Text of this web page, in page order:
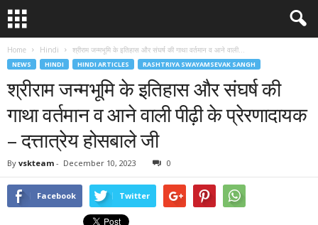
Home Hindi श्रीराम जन्मभूमि के इतिहास और संघर्ष की गाथा वर्तमान व आने वाली...
NEWS HINDI HINDI ARTICLES RASHTRIYA SWAYAMSEVAK SANGH
श्रीराम जन्मभूमि के इतिहास और संघर्ष की
गाथा वर्तमान व आने वाली पीढ़ी के प्रेरणादायक
– दत्तात्रेय होसबाले जी
By vskteam - December 10, 2023 0
Facebook Twitter